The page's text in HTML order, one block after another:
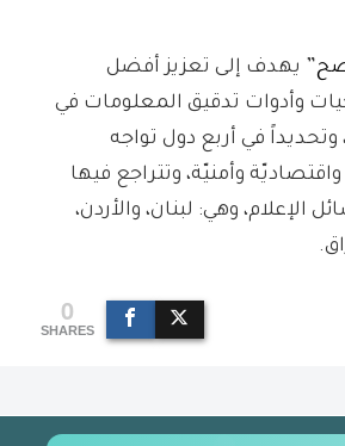
” يهدف إلى تعزيز أفضل
وأدوات تدقيق المعلومات في
وتحديداً في أربع دول تواجه
وأمنيّة، وتتراجع فيها
الإعلام، وهي: لبنان، والأردن،
0
SHARES